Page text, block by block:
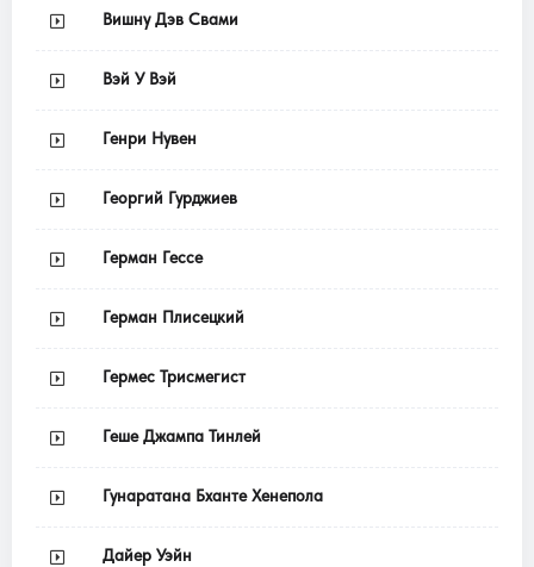
Вишну Дэв Свами
Вэй У Вэй
Генри Нувен
Георгий Гурджиев
Герман Гессе
Герман Плисецкий
Гермес Трисмегист
Геше Джампа Тинлей
Гунаратана Бханте Хенепола
Дайер Уэйн